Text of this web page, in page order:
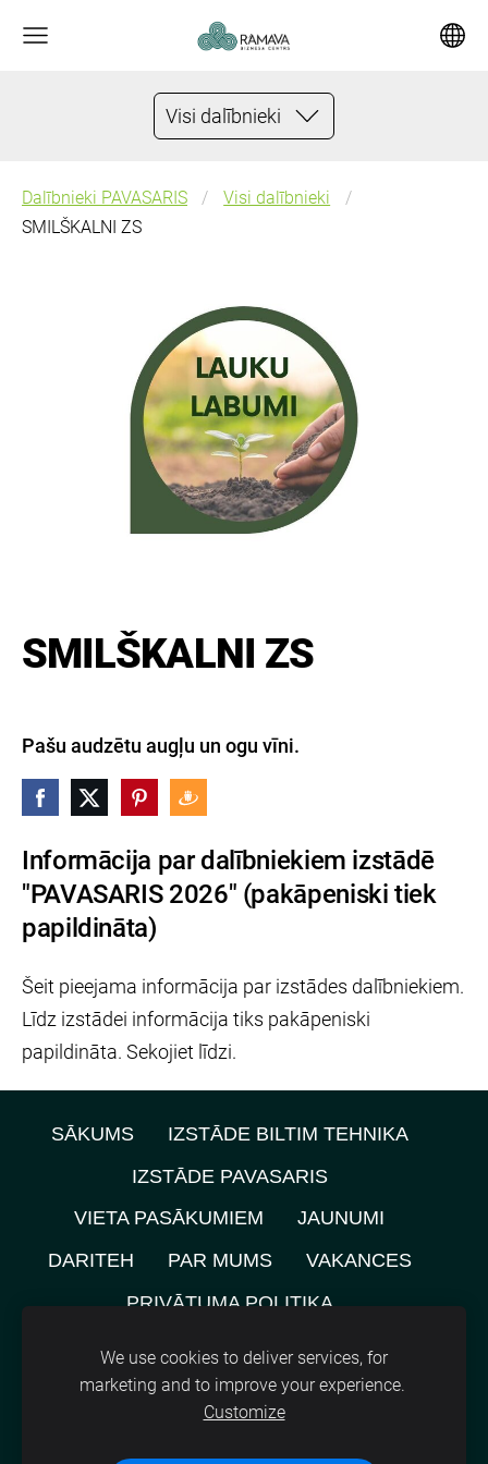
Visi dalībnieki
Informācija par dalībniekiem izstādē
"PAVASARIS 2026" (pakāpeniski tiek
papildināta)
Šeit pieejama informācija par izstādes dalībniekiem.
Līdz izstādei informācija tiks pakāpeniski
papildināta. Sekojiet līdzi.
Dalībnieki PAVASARIS
Visi dalībnieki
SMILŠKALNI ZS
SMILŠKALNI ZS
Pašu audzētu augļu un ogu vīni.
SĀKUMS
IZSTĀDE BILTIM TEHNIKA
IZSTĀDE PAVASARIS
VIETA PASĀKUMIEM
JAUNUMI
DARITEH
PAR MUMS
VAKANCES
PRIVĀTUMA POLITIKA
NOMNIEKU KARTE
KONTAKTI
SĪKDATNES
©2021, SIA A.M.L.
We use cookies to deliver services, for
marketing and to improve your experience.
Customize